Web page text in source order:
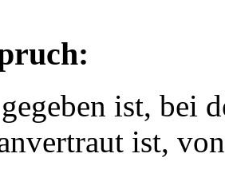
ist, bei
ist,